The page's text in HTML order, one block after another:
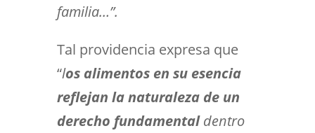
familia…”.
Tal providencia expresa que
“los alimentos en su esencia
reflejan la naturaleza de un
derecho fundamentaldentro